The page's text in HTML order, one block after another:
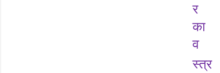
र
का
व
स्त्र